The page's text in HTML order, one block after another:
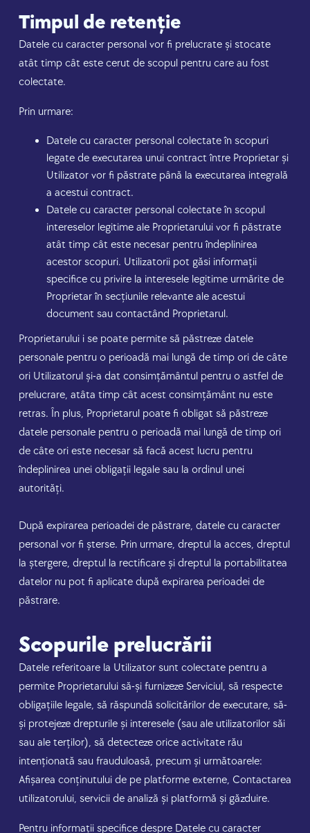
Timpul de retenție
Datele cu caracter personal vor fi prelucrate și stocate
atât timp cât este cerut de scopul pentru care au fost
colectate.
Prin urmare:
Datele cu caracter personal colectate în scopuri
legate de executarea unui contract între Proprietar și
Utilizator vor fi păstrate până la executarea integrală
a acestui contract.
Datele cu caracter personal colectate în scopul
intereselor legitime ale Proprietarului vor fi păstrate
atât timp cât este necesar pentru îndeplinirea
acestor scopuri. Utilizatorii pot găsi informații
specifice cu privire la interesele legitime urmărite de
Proprietar în secțiunile relevante ale acestui
document sau contactând Proprietarul.
Proprietarului i se poate permite să păstreze datele
personale pentru o perioadă mai lungă de timp ori de câte
ori Utilizatorul și-a dat consimțământul pentru o astfel de
prelucrare, atâta timp cât acest consimțământ nu este
retras. În plus, Proprietarul poate fi obligat să păstreze
datele personale pentru o perioadă mai lungă de timp ori
de câte ori este necesar să facă acest lucru pentru
îndeplinirea unei obligații legale sau la ordinul unei
autorități.
După expirarea perioadei de păstrare, datele cu caracter
personal vor fi șterse. Prin urmare, dreptul la acces, dreptul
la ștergere, dreptul la rectificare și dreptul la portabilitatea
datelor nu pot fi aplicate după expirarea perioadei de
păstrare.
Scopurile prelucrării
Datele referitoare la Utilizator sunt colectate pentru a
permite Proprietarului să-și furnizeze Serviciul, să respecte
obligațiile legale, să răspundă solicitărilor de executare, să-
și protejeze drepturile și interesele (sau ale utilizatorilor săi
sau ale terților), să detecteze orice activitate rău
intenționată sau frauduloasă, precum și următoarele:
Afișarea conținutului de pe platforme externe, Contactarea
utilizatorului, servicii de analiză și platformă și găzduire.
Pentru informații specifice despre Datele cu caracter